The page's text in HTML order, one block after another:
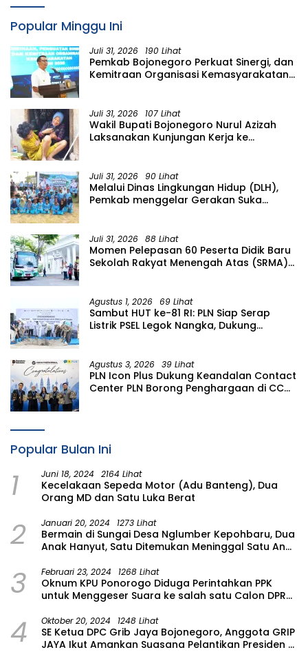
Kampung Aren Simacan Banyuwangi
Popular Minggu Ini
Juli 31, 2026 190 Lihat
Pemkab Bojonegoro Perkuat Sinergi, dan
Kemitraan Organisasi Kemasyarakatan
Juli 31, 2026 107 Lihat
Wakil Bupati Bojonegoro Nurul Azizah
Laksanakan Kunjungan Kerja ke
Juli 31, 2026 90 Lihat
Melalui Dinas Lingkungan Hidup (DLH),
Pemkab menggelar Gerakan Suka
Juli 31, 2026 88 Lihat
Momen Pelepasan 60 Peserta Didik Baru
Sekolah Rakyat Menengah Atas (SRMA)
Agustus 1, 2026 69 Lihat
Sambut HUT ke-81 RI: PLN Siap Serap
Listrik PSEL Legok Nangka, Dukung
Agustus 3, 2026 39 Lihat
PLN Icon Plus Dukung Keandalan Contact
Center PLN Borong Penghargaan di CCW
Popular Bulan Ini
1 Juni 18, 2024 2164 Lihat
Kecelakaan Sepeda Motor (Adu Banteng), Dua
Orang MD dan Satu Luka Berat
2 Januari 20, 2024 1273 Lihat
Bermain di Sungai Desa Nglumber Kepohbaru, Dua
Anak Hanyut, Satu Ditemukan Meninggal Satu Anak
3 Februari 23, 2024 1268 Lihat
Oknum KPU Ponorogo Diduga Perintahkan PPK
untuk Menggeser Suara ke salah satu Calon DPRD
4 Oktober 20, 2024 1248 Lihat
SE Ketua DPC Grib Jaya Bojonegoro, Anggota GRIP
JAYA Ikut Amankan Suasana Pelantikan Presiden di